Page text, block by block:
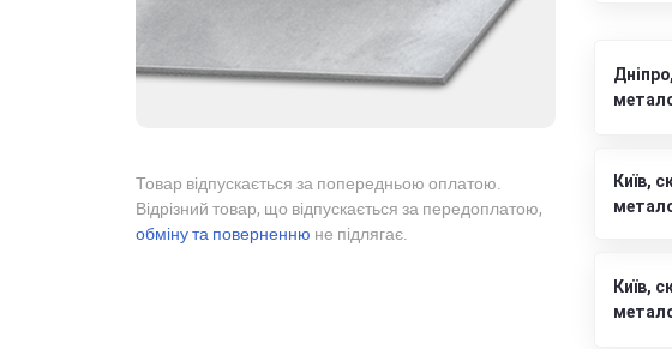
Товар відпускається за попередньою оплатою.
Відрізний товар, що відпускається за передоплатою,
обміну та поверненню не підлягає.
Київ,
Київ,